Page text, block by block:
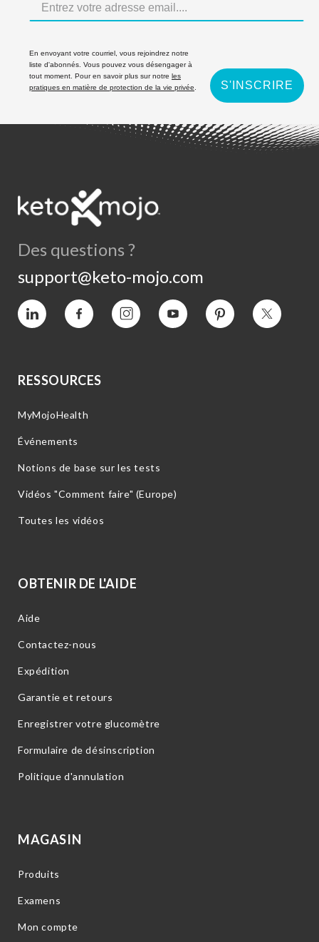
En envoyant votre courriel, vous rejoindrez notre
liste d'abonnés. Vous pouvez vous désengager à
tout moment. Pour en savoir plus sur notre les
pratiques en matière de protection de la vie privée
S'INSCRIRE
Des questions ?
support@keto-mojo.com
Vimeo Facebook InstagramYouTube Intérêt Twitter
RESSOURCES
MyMojoHealth
Événements
Notions de base sur les tests
Vidéos "Comment faire" (Europe)
Toutes les vidéos
OBTENIR DE L'AIDE
Aide
Contactez-nous
Expédition
Garantie et retours
Enregistrer votre glucomètre
Formulaire de désinscription
Politique d'annulation
MAGASIN
Produits
Examens
Mon compte